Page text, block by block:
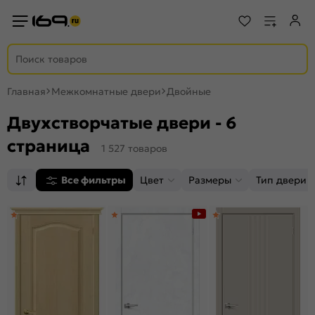
Главная Межкомнатные двери Двойные
Двухстворчатые двери - 6
страница
1 527 товаров
Все фильтры Цвет Размеры Тип двери